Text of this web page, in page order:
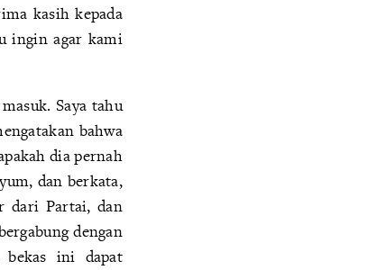
kasih kepada
ingin agar kami
Saya tahu
bahwa
dia pernah
dan berkata,
dari Partai, dan
dengan
bekas ini dapat